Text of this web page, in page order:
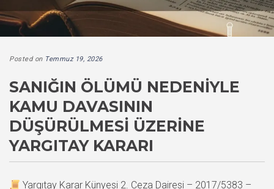
Posted on Temmuz 19, 2026
SANIĞIN ÖLÜMÜ NEDENIYLE
KAMU DAVASININ
DÜŞÜRÜLMESI ÜZERINE
YARGITAY KARARI
Yargıtay Karar Künyesi 2. Ceza Dairesi – 2017/5383 –